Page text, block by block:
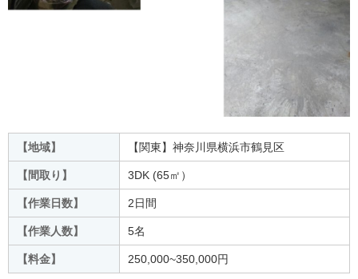
【地域】 【関東】神奈川県横浜市鶴見区
【間取り】 3DK (65㎡）
【作業日数】 2日間
【作業人数】 5名
【料金】 250,000~350,000円